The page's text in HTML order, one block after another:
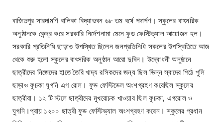
বাজিতপুর সারদামণি বালিকা বিদ্যাভবন ৬৮ তম বর্ষে পদার্পণ। স্কুলের বাৎসরিক
অনুষ্ঠানকে কেন্দ্র করে সরকারি নির্দেশনামা মেনে ফুড ফেস্টিভ্যাল আয়োজন হল।
সরকারি প্রতিনিধি ছাড়াও উপস্থিত ছিলেন জনপ্রতিনিধি সকলের উপস্থিতিতে আজ
থেকে শুরু হলো স্কুলের বাৎসরিক অনুষ্ঠান আরো দুদিন। উদ্বোধনী অনুষ্ঠানে
ছাত্রীদের নিজেদের হাতে তৈরি খাদ্য রসিকদের জন্য ছিল ভিন্ন স্বাদের পিঠে পুলি
ছাড়াও ফুচকা ঘুগনি এগ রোল। ফুড ফেস্টিভেল অংশগ্রহণ করেছিল স্কুলের
ছাত্রীরা। ১২ টি স্টলে ছাত্রীদের মুখরোচক খাওয়ার ছিল ফুচকা, এগরোল ও
ঘুগনি।প্রায় ১২০০ ছাত্রী ফুড ফেস্টিভ্যাল অংশগ্রহণ করেন। স্কুলের প্রধান